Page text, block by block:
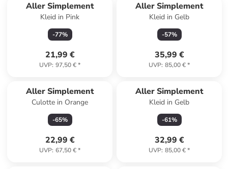
Aller Simplement
Kleid in Pink
-77%
21,99 €
UVP: 97,50 €*
Aller Simplement
Kleid in Gelb
-57%
35,99 €
UVP: 85,00 €*
Aller Simplement
Culotte in Orange
-65%
22,99 €
UVP: 67,50 €*
Aller Simplement
Kleid in Gelb
-61%
32,99 €
UVP: 85,00 €*